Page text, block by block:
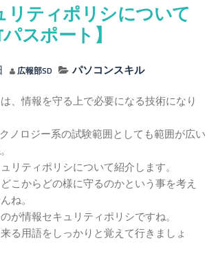
リティポリシについて
スポート】
広報部SD
パソコンスキル
、情報を守る上で必要になる技術になり
ノロジー系の試験範囲としても範囲が広い
リティポリシについて紹介します。
こからどの様に守るのかという事を考え
ね。
が情報セキュリティポリシですね。
る用語をしっかりと覚えて行きましょ